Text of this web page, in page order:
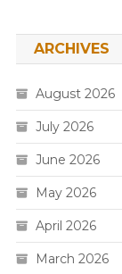
ARCHIVES
August 2026
July 2026
June 2026
May 2026
April 2026
March 2026